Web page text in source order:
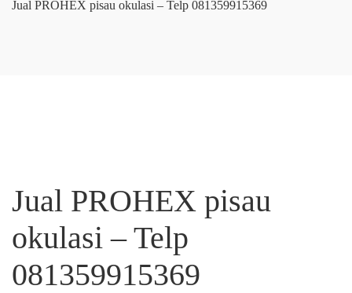
Jual PROHEX pisau okulasi – Telp 081359915369
Jual PROHEX pisau
okulasi – Telp
081359915369